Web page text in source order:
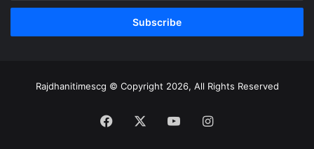
Email
Rajdhanitimescg © Copyright 2026, All Rights Reserved
Facebook YouTubeInstagram